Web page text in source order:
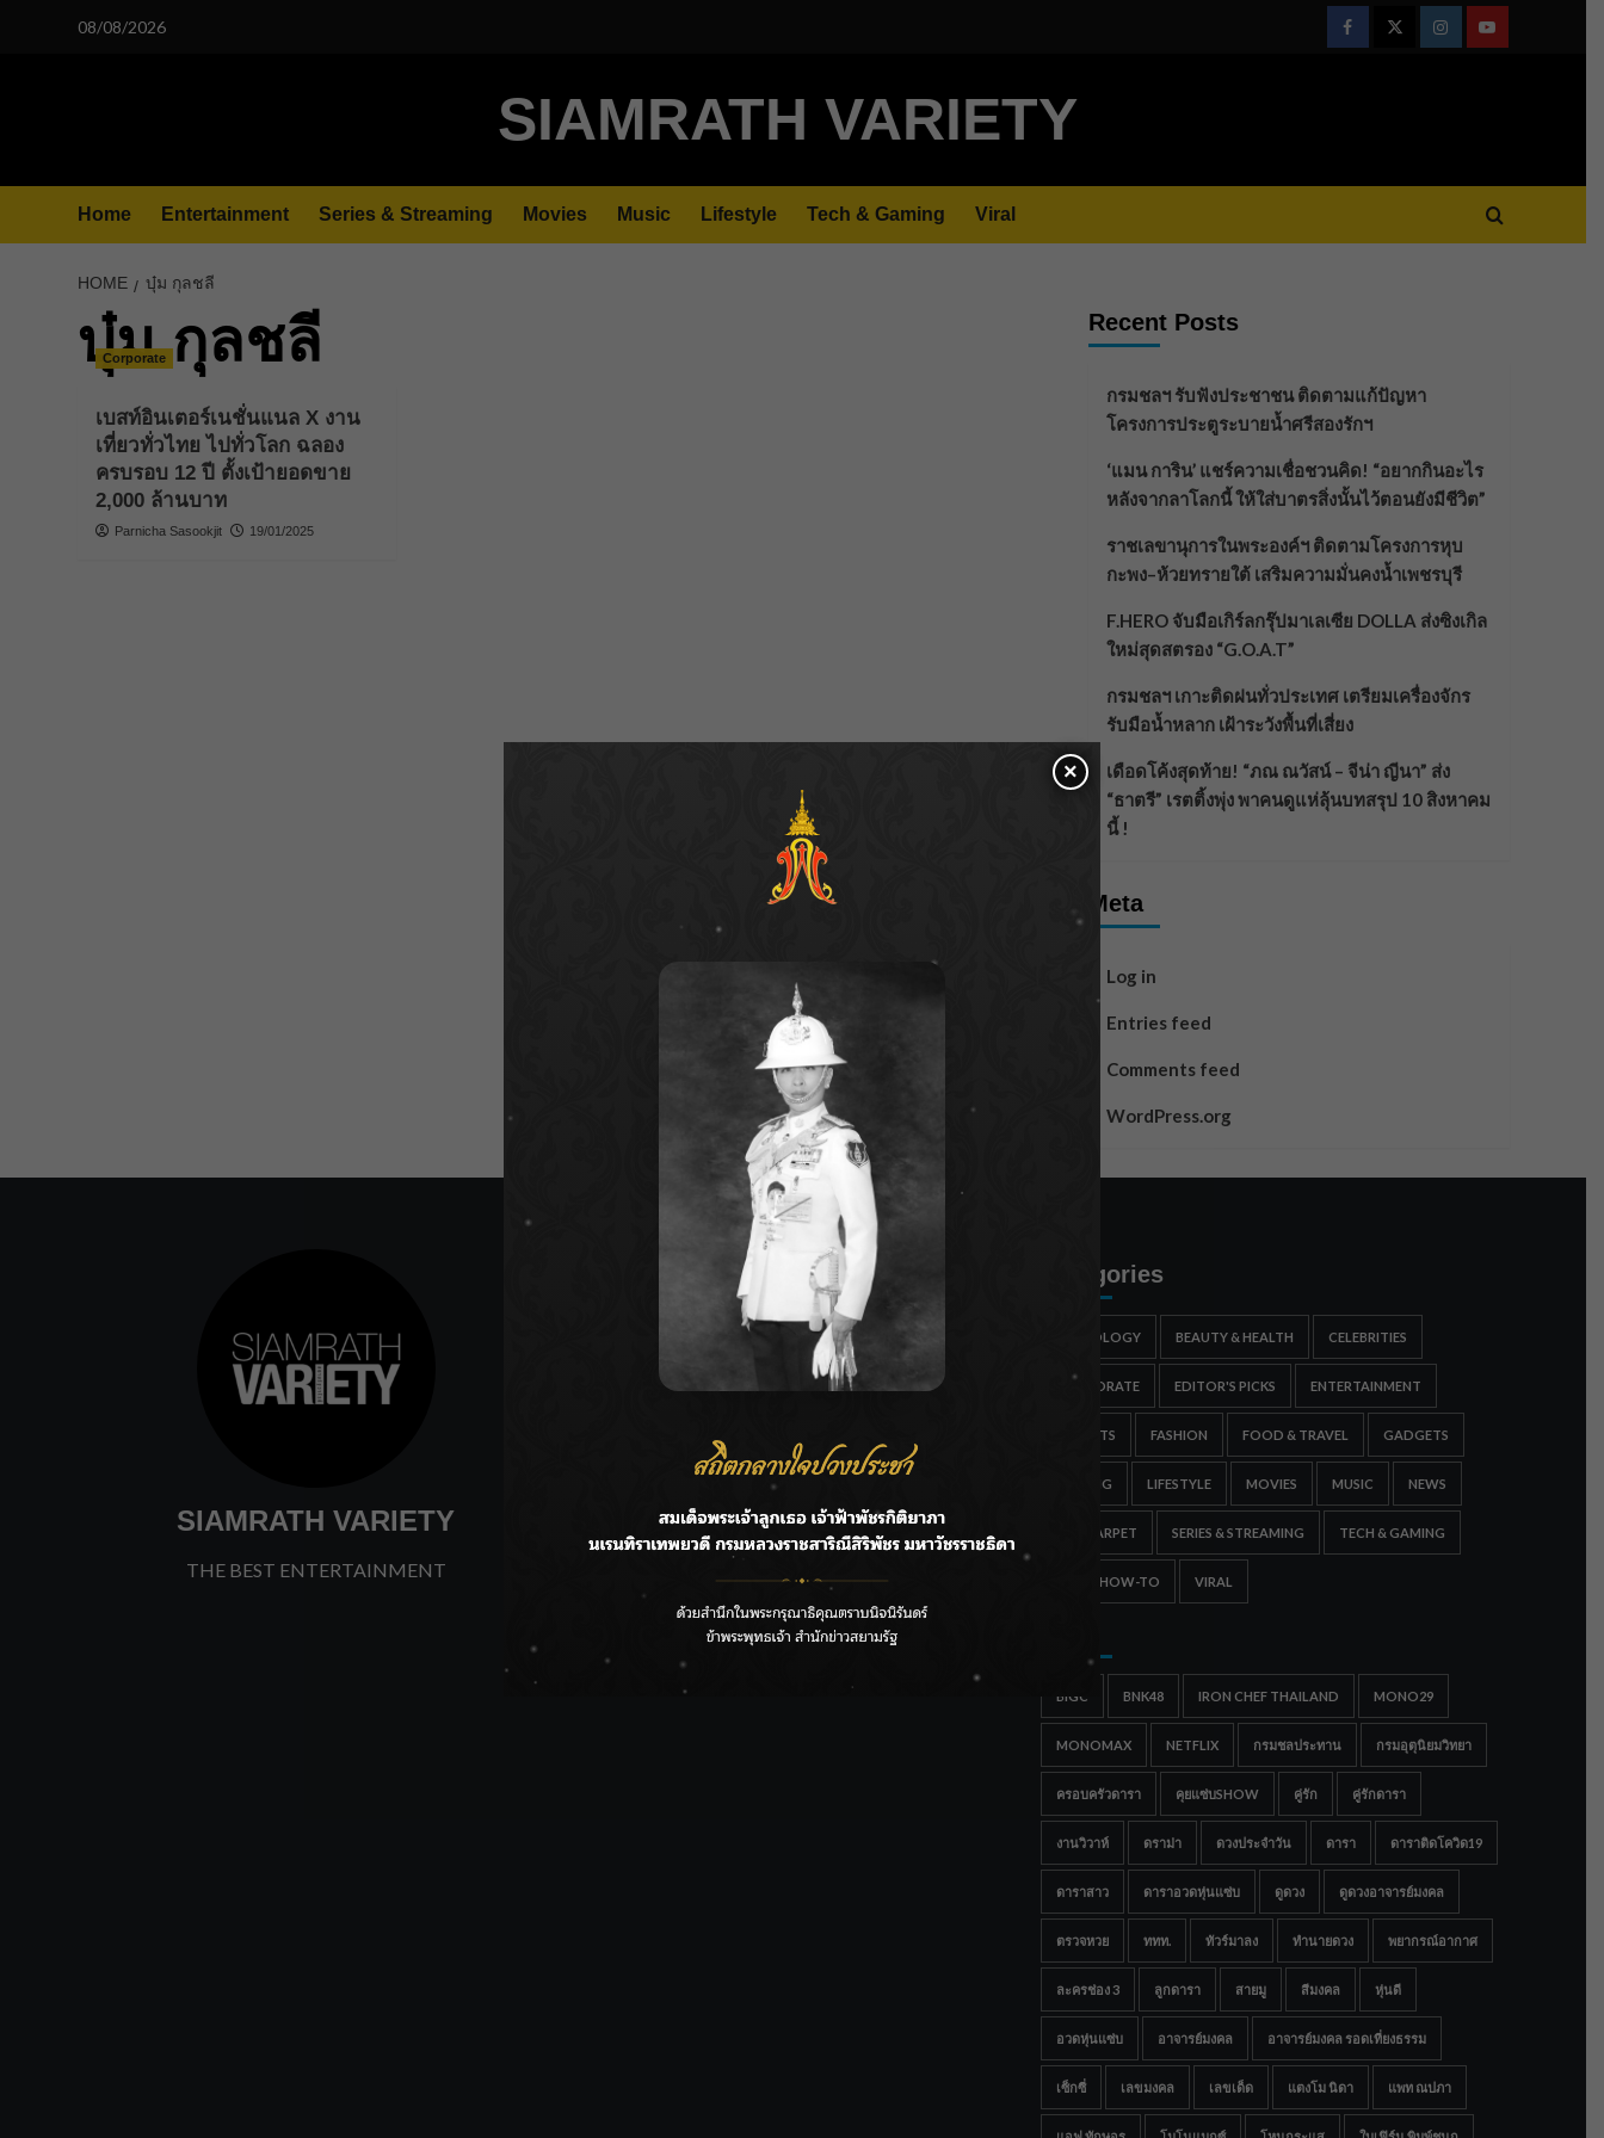
08/08/2026
FacebookTwitterInstagramYoutube
SIAMRATH VARIETY
Home Entertainment Series & Streaming Movies Music Lifestyle Tech & Gaming Viral
HOME บุ๋ม กุลชลี
บุ๋ม กุลชลี
Corporate
เบสท์อินเตอร์เนชั่นแนล X งาน
เที่ยวทั่วไทย ไปทั่วโลก ฉลอง
ครบรอบ 12 ปี ตั้งเป้ายอดขาย
2,000 ล้านบาท
Parnicha Sasookjit 19/01/2025
Recent Posts
กรมชลฯ รับฟังประชาชน ติดตามแก้ปัญหา
โครงการประตูระบายน้ำศรีสองรักฯ
‘แมน การิน’ แชร์ความเชื่อชวนคิด! “อยากกินอะไร
หลังจากลาโลกนี้ ให้ใส่บาตรสิ่งนั้นไว้ตอนยังมีชีวิต”
ราชเลขานุการในพระองค์ฯ ติดตามโครงการหุบ
กะพง–ห้วยทรายใต้ เสริมความมั่นคงน้ำเพชรบุรี
F.HERO จับมือเกิร์ลกรุ๊ปมาเลเซีย DOLLA ส่งซิงเกิล
ใหม่สุดสตรอง “G.O.A.T”
กรมชลฯ เกาะติดฝนทั่วประเทศ เตรียมเครื่องจักร
รับมือน้ำหลาก เฝ้าระวังพื้นที่เสี่ยง
เดือดโค้งสุดท้าย! “ภณ ณวัสน์ – จีน่า ญีนา” ส่ง
“ธาตรี” เรตติ้งพุ่ง พาคนดูแห่ลุ้นบทสรุป 10 สิงหาคม
นี้ !
Meta
Log in
Entries feed
Comments feed
WordPress.org
SIAMRATH VARIETY
THE BEST ENTERTAINMENT
กรมชลฯ รับฟังประชาชน ติดตามแก้ปัญหาโครงการประตู
ลาโลกนี้ ให้ใส่บาตรสิ่งนั้นไว้ตอนยังมีชีวิต”
ราชเลขานุการในพระองค์ฯ ติดตามโครงการหุบกะพง–ห้วย
ทรายใต้ เสริมความมั่นคงน้ำเพชรบุรี
ตรอง “G.O.A.T”
กรมชลฯ เกาะติดฝนทั่วประเทศ เตรียมเครื่องจักรรับมือน้ำ
Categories
ASTROLOGY BEAUTY & HEALTH CELEBRITIES
CORPORATE EDITOR'S PICKS ENTERTAINMENT
ESPORTS FASHION FOOD & TRAVEL GADGETS
GAMING LIFESTYLE MOVIES MUSIC NEWS
RED CARPET SERIES & STREAMING TECH & GAMING
TIPS & HOW-TO VIRAL
BIGC BNK48 IRON CHEF THAILAND MONO29
MONOMAX NETFLIX กรมชลประทาน กรมอุตุนิยมวิทยา
ครอบครัวดารา คุยแซ่บSHOW คู่รัก คู่รักดารา
งานวิวาห์ ดราม่า ดวงประจำวัน ดารา ดาราติดโควิด19
ดาราสาว ดาราอวดหุ่นแซ่บ ดูดวง ดูดวงอาจารย์มงคล
ตรวจหวย ททท. ทัวร์มาลง ทำนายดวง พยากรณ์อากาศ
ละครช่อง 3 ลูกดารา สายมู สีมงคล หุ่นดี
อวดหุ่นแซ่บ อาจารย์มงคล อาจารย์มงคล รอดเที่ยงธรรม
เซ็กซี่ เลขมงคล เลขเด็ด แตงโม นิดา แพท ณปภา
×